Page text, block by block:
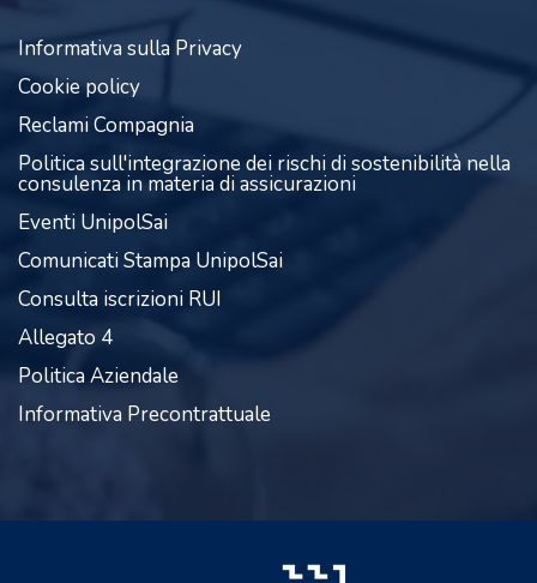
Informativa sulla Privacy
Cookie policy
Reclami Compagnia
Politica sull'integrazione dei rischi di sostenibilità nella
consulenza in materia di assicurazioni
Eventi UnipolSai
Comunicati Stampa UnipolSai
Consulta iscrizioni RUI
Allegato 4
Politica Aziendale
Informativa Precontrattuale